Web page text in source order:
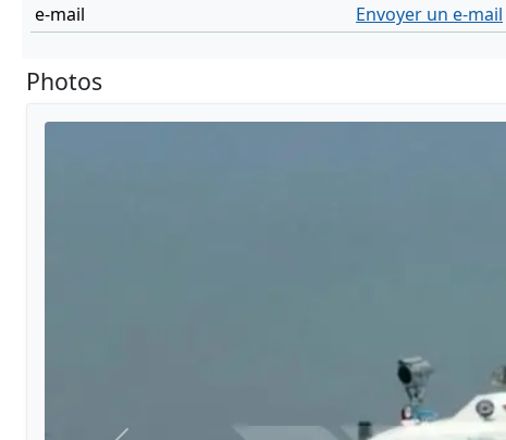
e-mail
Envoyer un e-mail
Photos